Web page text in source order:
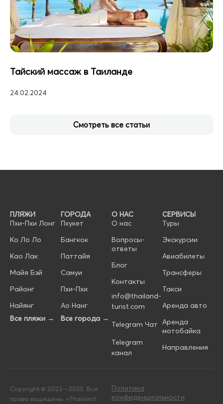
Тайский массаж в Таиланде
24.02.2024
Смотреть все статьи
ПЛЯЖИ
Пхи-Пхи Лонг
Ко Ло Ло
Као Лак
Майя Бэй
Районг
Найянг
Все пляжи →
ГОРОДА
Пхукет
Бангкок
Паттайя
Самуи
Пхи-Пхи
Ао Нанг
Все города →
О НАС
О нас
Вопросы-
ответы
Блог
Контакты
info@thailand-
turist.com
Telegram Чат
Telegram
канал
СЕРВИСЫ
Туры
Экскурсии
Авиабилеты
Трансферы
Такси
Аренда авто
Аренда
мотобайка
Направления
Copyright © 2023—2025. Все
права защищены. «Thailand
Политика
конфиденциальности